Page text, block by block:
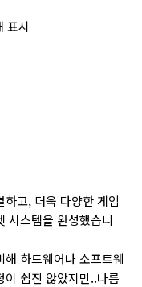
표시
고, 더욱 다양한 게임
시스템을 완성했습니
하드웨어나 소프트웨
이 쉽진 않았지만..나름